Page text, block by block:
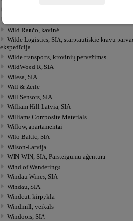
Wild Rančo, kavinė
Wilde Logistics, SIA, starptautiskie kravu
ekspedīcija
Wilde transports, krovinių pervežimas
WildWood R, SIA
Wilesa, SIA
Will & Zeile
Will Sensors, SIA
William Hill Latvia, SIA
Williams Composite Materials
Willow, apartamentai
Wilo Baltic, SIA
Wilson-Latvija
WIN-WIN, SIA, Pārsteigumu aģentūra
Wind of Wanderings
Windau Wines, SIA
Windau, SIA
Windcut, kirpykla
Windmill, veikals
Windoors, SIA